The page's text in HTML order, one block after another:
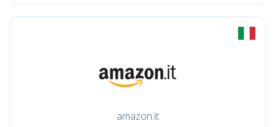
amazon.it